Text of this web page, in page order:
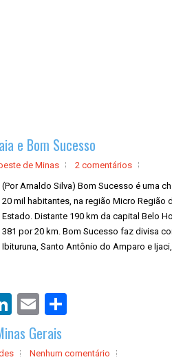
e Bom Sucesso
de Minas
2 comentários
(Por Arnaldo Silva) Bom Sucesso é uma
20 mil habitantes, na região Micro Região
Estado. Distante 190 km da capital Belo
381 por 20 km. Bom Sucesso faz divisa
Ibituruna, Santo Antônio do Amparo e
Gerais
Nenhum comentário